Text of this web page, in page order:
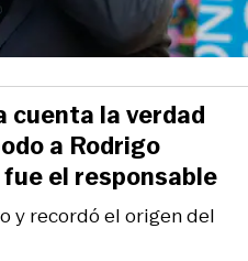
y recordó el origen del
cuenta la verdad
a Rodrigo
el responsable